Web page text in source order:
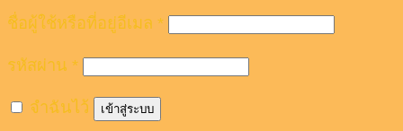
ชื่อผู้ใช้หรือที่อยู่อีเมล *
รหัสผ่าน *
จำฉันไว้ เข้าสู่ระบบ